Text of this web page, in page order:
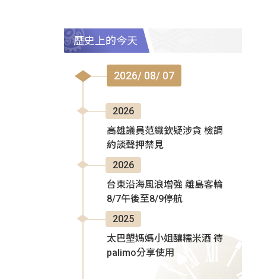
歷史上的今天
2026/ 08/ 07
2026
高雄議員范織欽疑涉貪 檢調
約談聲押禁見
2026
台東沿海風浪增強 離島客輪
8/7午後至8/9停航
2025
太巴塱媽媽小姐釀糯米酒 待
palimo分享使用